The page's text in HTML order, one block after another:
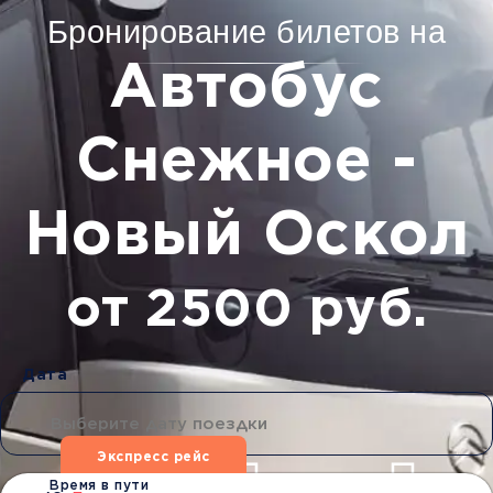
Бронирование билетов на
Автобус
Снежное -
Новый Оскол
от 2500 руб.
Дата
Экспресс рейс
Время в пути